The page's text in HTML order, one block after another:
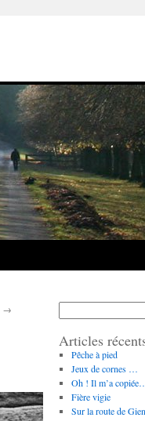
→
Articles
Pêche à pied
Jeux de cornes …
Oh ! Il m’a
Fière vigie
Sur la route de